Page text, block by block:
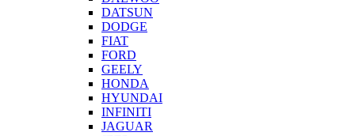
DATSUN
DODGE
FIAT
FORD
GEELY
HONDA
HYUNDAI
INFINITI
JAGUAR